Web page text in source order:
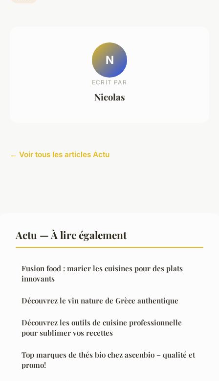
N
ECRIT PAR
Nicolas
← Voir tous les articles Actu
Actu — À lire également
Fusion food : marier les cuisines pour des plats
innovants
Découvrez le vin nature de Grèce authentique
Découvrez les outils de cuisine professionnelle
pour sublimer vos recettes
Top marques de thés bio chez ascenbio – qualité et
promo!